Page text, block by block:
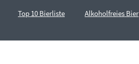
Top 10 Bierliste Alkoholfreies Bier